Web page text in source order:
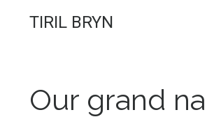
TIRIL BRYN
Our grand